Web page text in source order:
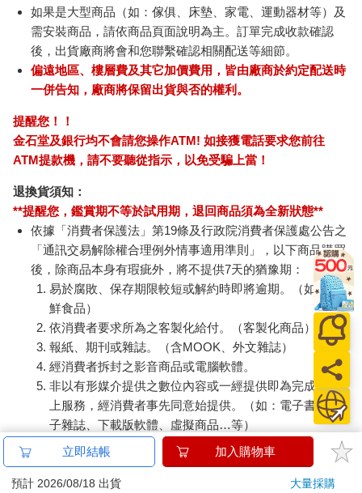
如果是大型商品（如：傢俱、床墊、家電、運動器材等）及
需安裝商品，請依商品頁面說明為主。訂單完成收款確認
後，出貨廠商將會和您聯繫確認相關配送等細節。
偏遠地區、樓層費及其它加價費用，皆由廠商於約定配送時
一併告知，廠商將保留出貨與否的權利。
提醒您！！
金石堂及銀行均不會請您操作ATM! 如接獲電話要求您前往
ATM提款機，請不要聽從指示，以免受騙上當！
退換貨須知：
**提醒您，鑑賞期不等於試用期，退回商品須為全新狀態**
依據「消費者保護法」第19條及行政院消費者保護處公告之
「通訊交易解除權合理例外情事適用準則」，以下商品購買
後，除商品本身有瑕疵外，將不提供7天的猶豫期：
易於腐敗、保存期限較短或解約時即將逾期。（如：生
鮮食品）
依消費者要求所為之客製化給付。（客製化商品）
報紙、期刊或雜誌。（含MOOK、外文雜誌）
經消費者拆封之影音商品或電腦軟體。
非以有形媒介提供之數位內容或一經提供即為完成之線
上服務，經消費者事先同意始提供。（如：電子書、電
子雜誌、下載版軟體、虛擬商品…等）
已拆封之個人衛生用品。（如：內衣褲、刮鬍刀、除毛
刀…等）
若非上列種類商品，均享有到貨7天的猶豫期（含例假
立即結帳 加入購物車
預計 2026/08/18 出貨 大量採購